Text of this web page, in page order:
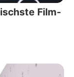
Film-